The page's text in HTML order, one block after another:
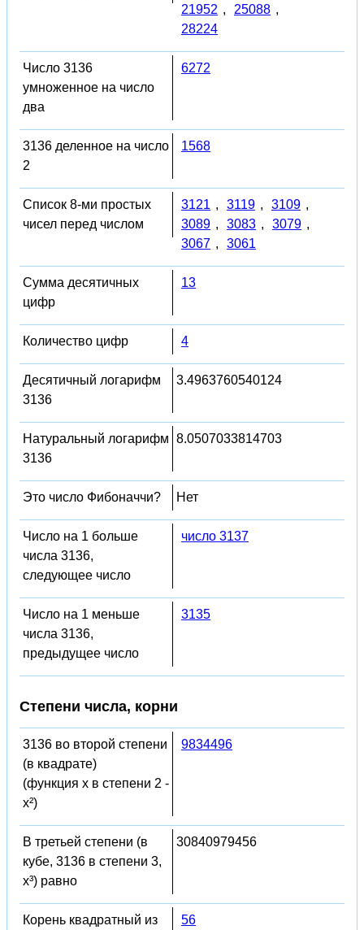
21952 , 25088 ,
28224
Число 3136
умноженное на число
два
6272
3136 деленное на число
2
1568
Список 8-ми простых
чисел перед числом
3121 , 3119 , 3109 ,
3089 , 3083 , 3079 ,
3067 , 3061
Сумма десятичных
цифр
13
Количество цифр 4
Десятичный логарифм
3136
3.4963760540124
Натуральный логарифм
3136
8.0507033814703
Это число Фибоначчи? Нет
Число на 1 больше
числа 3136,
следующее число
число 3137
Число на 1 меньше
числа 3136,
предыдущее число
3135
Степени числа, корни
3136 во второй степени
(в квадрате)
(функция x в степени 2 -
x²)
9834496
В третьей степени (в
кубе, 3136 в степени 3,
x³) равно
30840979456
Корень квадратный из
56